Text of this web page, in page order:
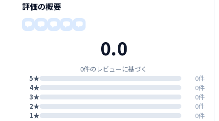
評価の概要
0.0
0件のレビューに基づく
5★
0件
4★
0件
3★
0件
2★
0件
1★
0件